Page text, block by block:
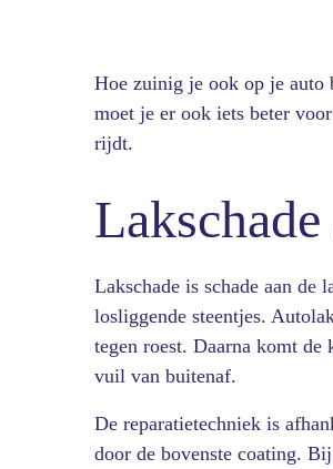
Hoe zuinig je ook op je auto
moet je er ook iets beter
rijdt.
Lakschade is schade aan de
losliggende steentjes.
tegen roest. Daarna komt
vuil van buitenaf.
De reparatietechniek is
door de bovenste coating.